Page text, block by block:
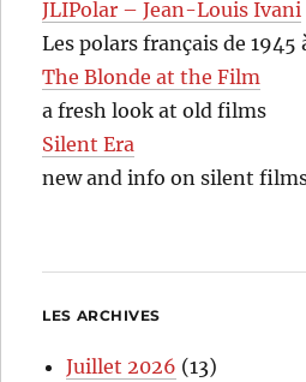
JLIPolar – Jean-Louis Ivani
Les polars français de 1945
The Blonde at the Film
a fresh look at old films
Silent Era
new and info on silent
LES ARCHIVES
Juillet 2026 (13)